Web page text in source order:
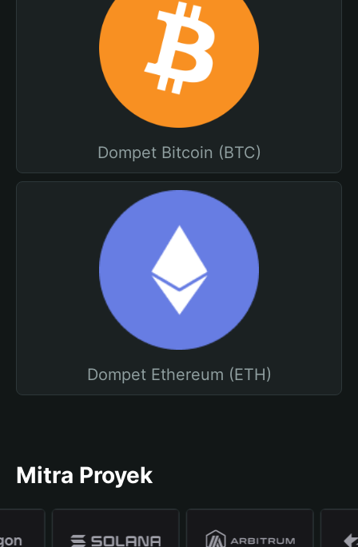
Dompet Bitcoin (BTC)
Dompet Ethereum (ETH)
Mitra Proyek